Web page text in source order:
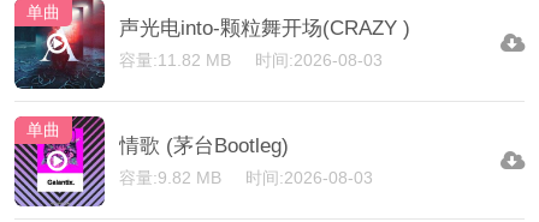
单曲
声光电into-颗粒舞开场(CRAZY )
容量:11.82 MB 时间:2026-08-03
单曲
情歌 (茅台Bootleg)
容量:9.82 MB 时间:2026-08-03